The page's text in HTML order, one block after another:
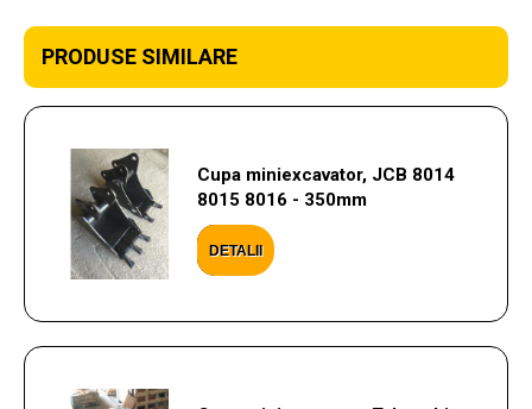
PRODUSE SIMILARE
Cupa miniexcavator, JCB 8014
8015 8016 - 350mm
DETALII